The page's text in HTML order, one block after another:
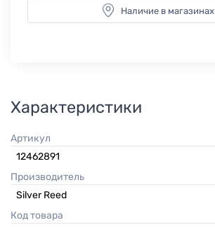
Наличие в магазинах
Характеристики
Артикул
12462891
Производитель
Silver Reed
Код товара